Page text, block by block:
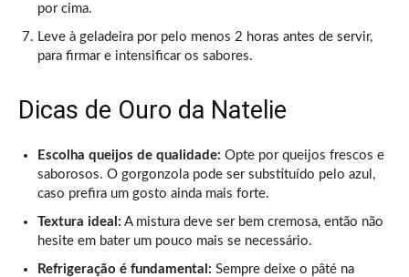
por cima.
Leve à geladeira por pelo menos 2 horas antes de servir,
para firmar e intensificar os sabores.
Dicas de Ouro da Natelie
Escolha queijos de qualidade: Opte por queijos frescos e
saborosos. O gorgonzola pode ser substituído pelo azul,
caso prefira um gosto ainda mais forte.
Textura ideal: A mistura deve ser bem cremosa, então não
hesite em bater um pouco mais se necessário.
Refrigeração é fundamental: Sempre deixe o pâté na